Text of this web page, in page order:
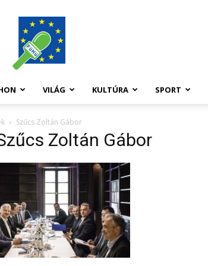
FüHü
VILÁG KULTÚRA SPORT
Szűcs Zoltán Gábor
Zoltán Gábor